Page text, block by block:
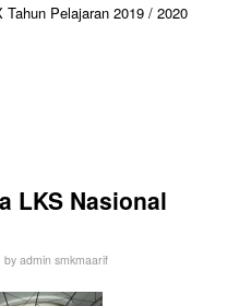
Pelajaran 2019 / 2020
LKS Nasional
by admin smkmaarif